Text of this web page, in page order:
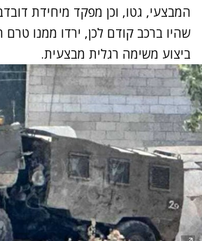
המבצעי, גטו, וכן מפקד מיחידת
שהיו ברכב קודם לכן, ירדו ממנו טרם
ביצוע משימה רגלית מבצעית.